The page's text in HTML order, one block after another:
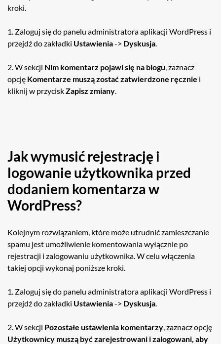
kroki.
1. Zaloguj się do panelu administratora aplikacji WordPress i
przejdź do zakładki Ustawienia-> Dyskusja.
2. W sekcji Nim komentarz pojawi się na blogu, zaznacz
opcję Komentarze muszą zostać zatwierdzone ręcznie i
kliknij w przyciskZapisz zmiany.
Jak wymusić rejestrację i
logowanie użytkownika przed
dodaniem komentarza w
WordPress?
Kolejnym rozwiązaniem, które może utrudnić zamieszczanie
spamu jest umożliwienie komentowania wyłącznie po
rejestracji i zalogowaniu użytkownika. W celu włączenia
takiej opcji wykonaj poniższe kroki.
1. Zaloguj się do panelu administratora aplikacji WordPress i
przejdź do zakładki Ustawienia-> Dyskusja.
2. W sekcji Pozostałe ustawienia komentarzy, zaznacz opcję
Użytkownicy muszą być zarejestrowani i zalogowani, aby